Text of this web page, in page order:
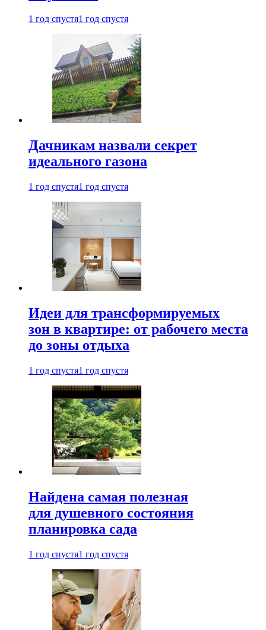
1 год спустя1 год спустя
Дачникам назвали секрет
идеального газона
1 год спустя1 год спустя
Идеи для трансформируемых
зон в квартире: от рабочего места
до зоны отдыха
1 год спустя1 год спустя
Найдена самая полезная
для душевного состояния
планировка сада
1 год спустя1 год спустя